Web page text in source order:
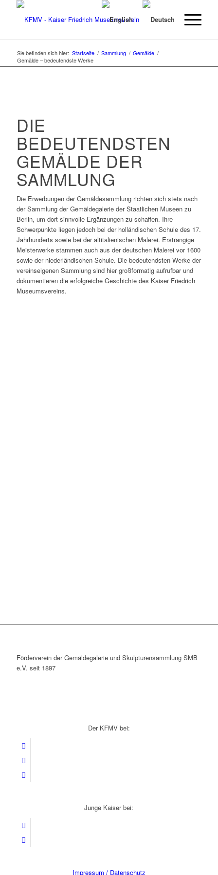
Sie befinden sich hier: Startseite / Sammlung / Gemälde /
Gemälde – bedeutendste Werke
DIE
BEDEUTENDSTEN
GEMÄLDE DER
SAMMLUNG
Die Erwerbungen der Gemäldesammlung richten sich stets nach
der Sammlung der Gemäldegalerie der Staatlichen Museen zu
Berlin, um dort sinnvolle Ergänzungen zu schaffen. Ihre
Schwerpunkte liegen jedoch bei der holländischen Schule des 17.
Jahrhunderts sowie bei der altitalienischen Malerei. Erstrangige
Meisterwerke stammen auch aus der deutschen Malerei vor 1600
sowie der niederländischen Schule. Die bedeutendsten Werke der
vereinseigenen Sammlung sind hier großformatig aufrufbar und
dokumentieren die erfolgreiche Geschichte des Kaiser Friedrich
Museumsvereins.
Förderverein der Gemäldegalerie und Skulpturensammlung SMB
e.V. seit 1897
Der KFMV bei:
Junge Kaiser bei:
Impressum / Datenschutz